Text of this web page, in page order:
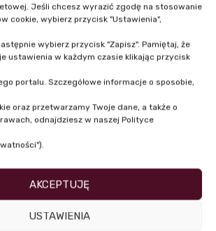
Jeśli chcesz wyrazić zgodę na stosowanie
cookie, wybierz przycisk "Ustawienia",
wybierz przycisk "Zapisz". Pamiętaj, że
ustawienia w każdym czasie klikając przycisk
portalu. Szczegółowe informacje o sposobie,
oraz przetwarzamy Twoje dane, a także o
odnajdziesz w naszej Polityce
AKCEPTUJĘ
USTAWIENIA
an Instructor
fact that a reader will be
readable content of a page when
The point of using Lorem Ipsum
or-less normal distribution of
to using 'Content here, content
like readable English.
packages and web page
Lorem Ipsum as their default model
their infancy.